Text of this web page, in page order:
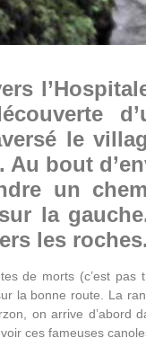
le
Au bout
un
la
les roches.
de morts (c’est pas
la bonne route. La
on arrive d’abord
ces fameuses